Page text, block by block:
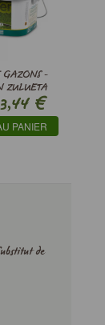
GAZONS -
ZULUETA
€
PANIER
de